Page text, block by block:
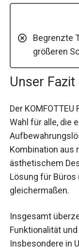
Begrenzte
größeren
Unser Fazit
Der
Wahl für alle, die
Kombination aus
ästhetischem
Lösung für Büros
gleichermaßen.
Insgesamt
Funktionalität
Insbesondere in